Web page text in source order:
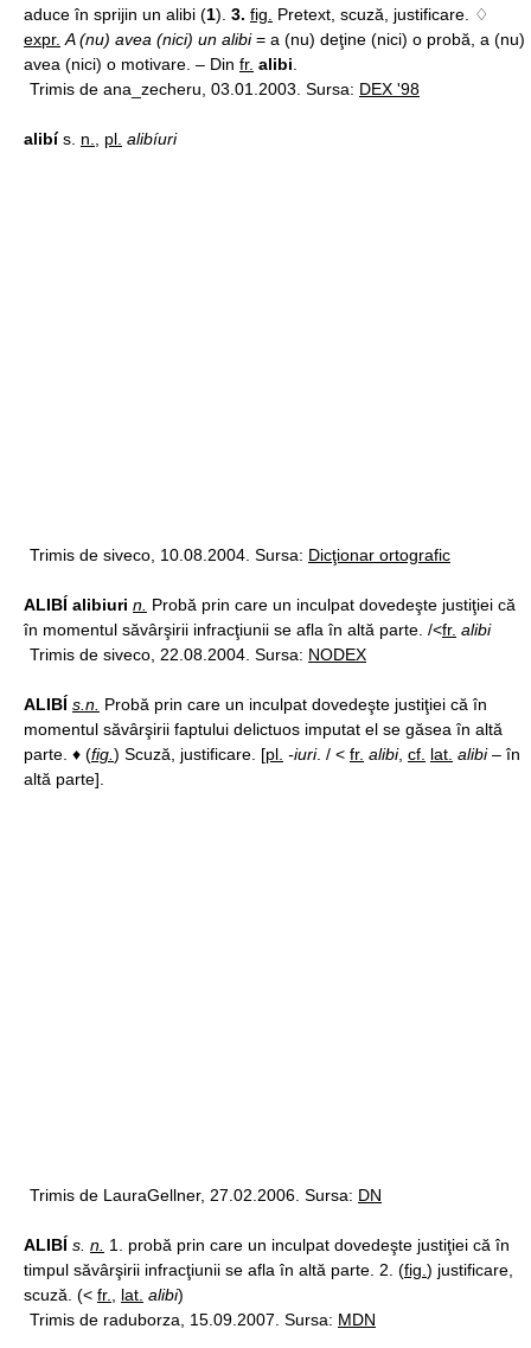
aduce în sprijin un alibi (1). 3. fig.
Pretext, scuză, justificare. ♢
expr. A (nu) avea (nici) un alibi= a (nu) deţine (nici) o probă, a (nu)
avea (nici) o motivare. – Din fr. alibi
Trimis de ana_zecheru, 03.01.2003. Sursa: DEX '98
alibís. n. pl. alibíuri
Trimis de siveco, 10.08.2004. Sursa: Dicţionar ortografic
ALIBÍ alibiuri n. Probă prin care un inculpat dovedeşte justiţiei că
în momentul săvârşirii infracţiunii se afla în altă parte. /<fr. alibi
Trimis de siveco, 22.08.2004. Sursa: NODEX
ALIBÍ s.n. Probă prin care un inculpat dovedeşte justiţiei că în
momentul săvârşirii faptului delictuos imputat el se găsea în altă
parte. ♦ (fig. ) Scuză, justificare. [pl. -iuri. / < fr. alibi, cf. lat. alibi– în
altă parte].
Trimis de LauraGellner, 27.02.2006. Sursa: DN
ALIBÍ s. n. 1. probă prin care un inculpat dovedeşte justiţiei că în
timpul săvârşirii infracţiunii se afla în altă parte. 2. (fig. ) justificare,
scuză. (< fr. lat. alibi)
Trimis de raduborza, 15.09.2007. Sursa: MDN